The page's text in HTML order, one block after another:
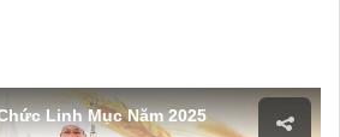
Linh Mục Năm 2025